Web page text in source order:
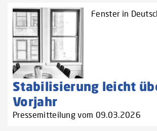
Fenster in
Stabilisierung leicht
Vorjahr
Pressemitteilung vom 09.03.2026